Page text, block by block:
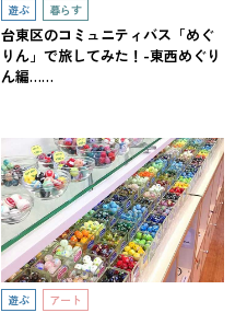
遊ぶ 暮らす
台東区のコミュニティバス「めぐ
りん」で旅してみた！-東西めぐり
ん編……
遊ぶ アート